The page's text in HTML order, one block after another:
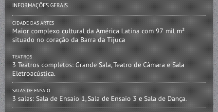
NOTÍCIAS
MEMÓRIA
VISITE
CONTATO
INFORMAÇÕES GERAIS
CIDADE DAS ARTES
Maior complexo cultural da América Latina com 97 mil m²
situado no coração da Barra da Tijuca
TEATROS
3 Teatros completos: Grande Sala, Teatro de Câmara e Sala
Eletroacústica.
SALAS DE ENSAIO
3 salas: Sala de Ensaio 1, Sala de Ensaio 3 e Sala de Dança.